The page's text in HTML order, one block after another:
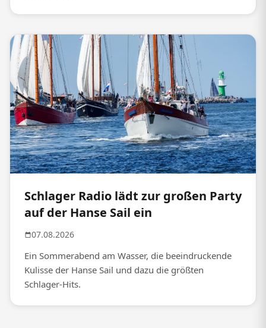
Schlager Radio lädt zur großen Party
auf der Hanse Sail ein
07.08.2026
Ein Sommerabend am Wasser, die beeindruckende
Kulisse der Hanse Sail und dazu die größten
Schlager-Hits.